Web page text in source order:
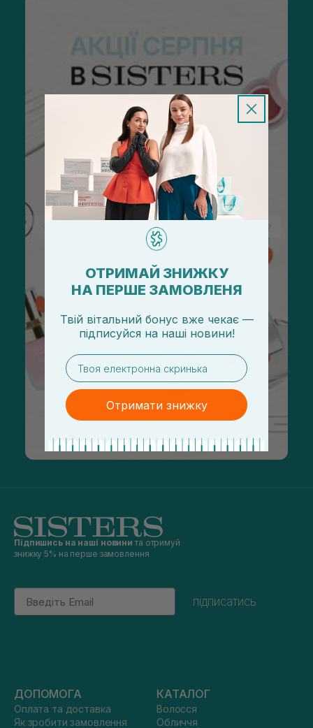
Підпишись на наші новини та отримуй
знижку 5% на перше замовлення
Email
підписатись
ДОПОМОГА
Оплата та доставка
Як зробити замовлення
КАТАЛОГ
Волосся
Обличчя
ОТРИМАЙ ЗНИЖКУ
НА ПЕРШЕ ЗАМОВЛЕНЯ
Твій вітальний бонус вже чекає —
підписуйся на наші новини!
email
Отримати знижку